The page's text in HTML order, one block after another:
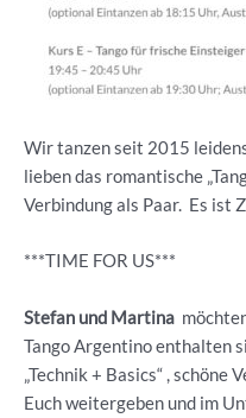
Wir tanzen seit 2015
lieben das romantische
Verbindung als Paar. Es ist
***TIME FOR US***
Stefan und Martina
Tango Argentino enthalten
„Technik + Basics“ , schöne
Euch weitergeben und im